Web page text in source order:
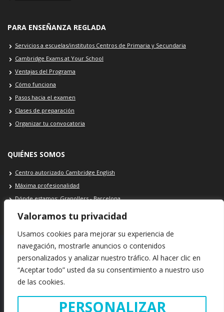
Valoramos tu privacidad
Usamos cookies para mejorar su experiencia de
navegación, mostrarle anuncios o contenidos
personalizados y analizar nuestro tráfico. Al hacer clic en
“Aceptar todo” usted da su consentimiento a nuestro uso
de las cookies.
PERSONALIZAR
PARA ENSEÑANZA REGLADA
Servicios a escuelas/institutos Centros de Primaria y Secundaria
Cambridge Exams at Your School
Ventajas del Programa
Cómo funciona
Pasos hacia el examen
Clases de preparación
Organizar tu convocatoria
QUIÉNES SOMOS
Centro autorizado Cambridge English
Máxima profesionalidad
Dónde estamos: Granollers - Barcelona
Contacto Cambridge School
SEDE Cambridge School: Plaça Porxada, 39 · 08401 · Granollers ·
Barcelona · España
INFORMACIÓN LEGAL
POLÍTICA DE PRIVACIDAD